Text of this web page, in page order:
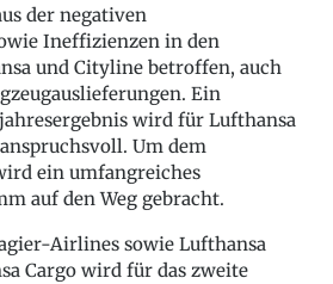
der negativen
Ineffizienzen in den
und Cityline betroffen, auch
Ein
wird für Lufthansa
Um dem
ein umfangreiches
auf den Weg gebracht.
Airlines sowie Lufthansa
Cargo wird für das zweite